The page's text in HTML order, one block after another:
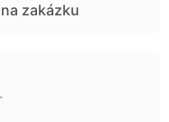
zakázku